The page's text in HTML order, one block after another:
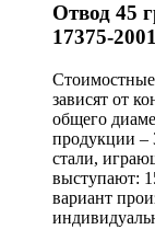
Отвод 45
17375-
зависят от
общего
продукции
стали,
выступают:
вариант